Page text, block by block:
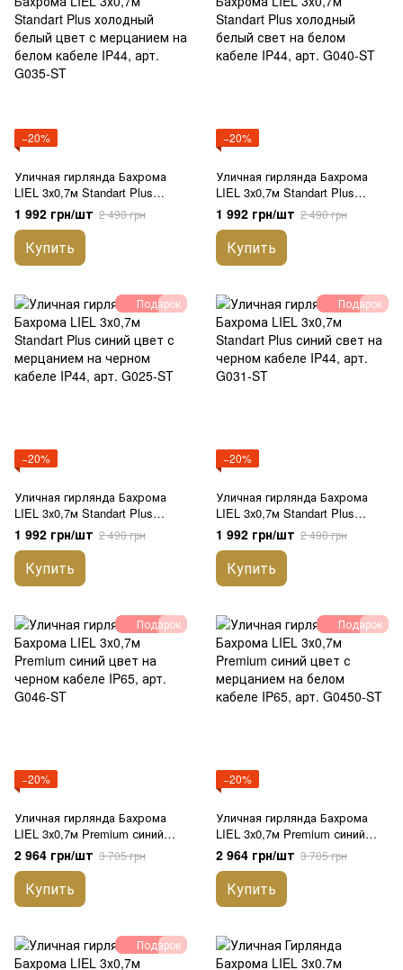
−20%
Уличная гирлянда Бахрома
LIEL 3х0,7м Standart Plus
холодный белый цвет с
мерцанием на белом кабеле
IP44, арт. G035-ST
1 992 грн/шт 2 490 грн
Купить
−20%
Уличная гирлянда Бахрома
LIEL 3х0,7м Standart Plus
холодный белый свет на
белом кабеле IP44, арт. G040-
ST
1 992 грн/шт 2 490 грн
Купить
Подарок
−20%
Уличная гирлянда Бахрома
LIEL 3х0,7м Standart Plus
синий цвет с мерцанием на
черном кабеле IP44, арт.
G025-ST
1 992 грн/шт 2 490 грн
Купить
Подарок
−20%
Уличная гирлянда Бахрома
LIEL 3х0,7м Standart Plus
синий свет на черном кабеле
IP44, арт. G031-ST
1 992 грн/шт 2 490 грн
Купить
Подарок
−20%
Уличная гирлянда Бахрома
LIEL 3х0,7м Premium синий
цвет на черном кабеле IP65,
арт. G046-ST
2 964 грн/шт 3 705 грн
Купить
Подарок
−20%
Уличная гирлянда Бахрома
LIEL 3х0,7м Premium синий
цвет с мерцанием на белом
кабеле IP65, арт. G0450-ST
2 964 грн/шт 3 705 грн
Купить
Подарок